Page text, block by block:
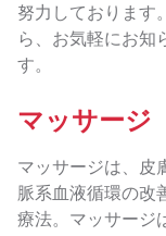
努力しております
ら、お気軽にお知
す。
マッサージ
マッサージは、皮
脈系血液循環の改
療法。マッサージ